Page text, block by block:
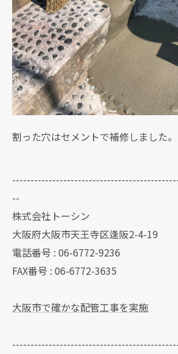
割った穴はセメントで補修しました。
--
株式会社トーシン
大阪府大阪市天王寺区逢阪2-4-19
電話番号 : 06-6772-9236
FAX番号 : 06-6772-3635
大阪市で確かな配管工事を実施